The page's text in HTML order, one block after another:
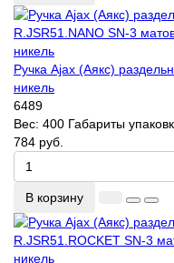
Ручка Ajax (Аякс)
никель
6489
Вес: 400 Габариты
784 руб.
В корзину